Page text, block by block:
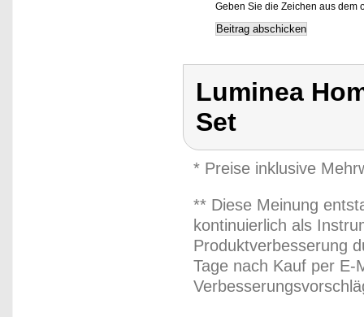
Geben Sie die Zeichen aus dem
Luminea
Set
* Preise inklusive
** Diese Meinung
kontinuierlich als
Produktverbesserung
Tage nach Kauf per E-